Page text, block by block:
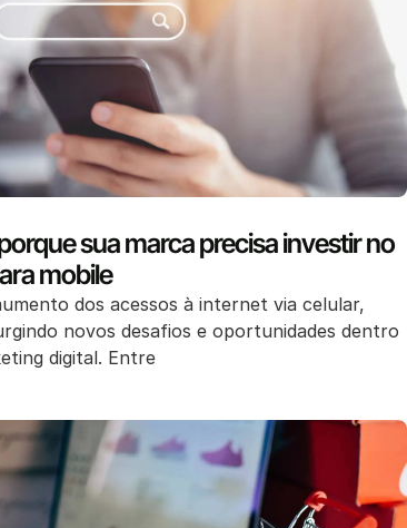
sua marca precisa investir no
mobile
dos acessos à internet via celular,
novos desafios e oportunidades dentro
digital. Entre